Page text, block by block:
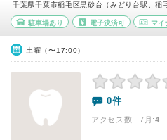
千葉県千葉市稲毛区黒砂台（みどり台駅、稲
駐車場あり 電子決済可 マイ
土曜（〜17:00）
0件
アクセス数 7月:4